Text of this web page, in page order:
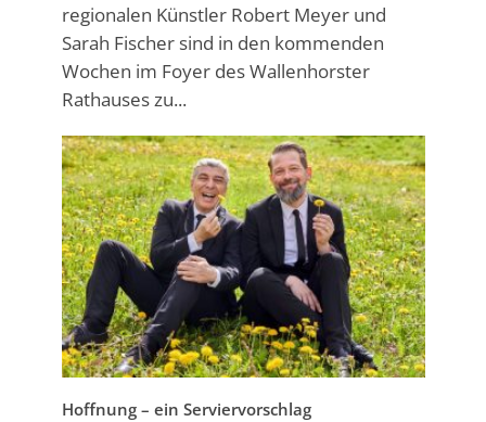
regionalen Künstler Robert Meyer und
Sarah Fischer sind in den kommenden
Wochen im Foyer des Wallenhorster
Rathauses zu...
Hoffnung – ein Serviervorschlag